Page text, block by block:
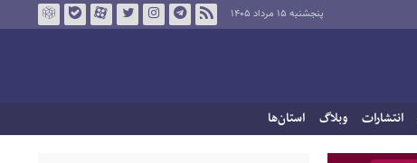
پنجشنبه ۱۵ مرداد ۱۴۰۵
انتشارات وبلاگ استان‌ها